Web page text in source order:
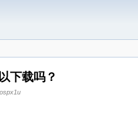
下载吗？